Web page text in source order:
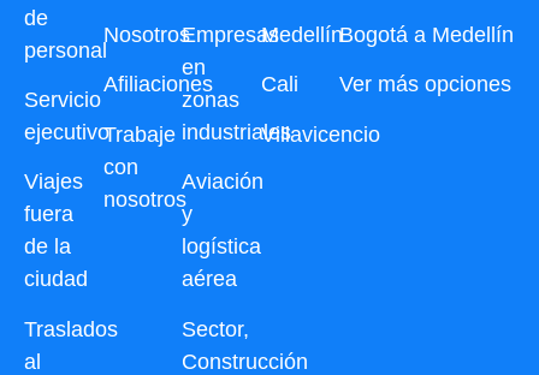
de
personal
Servicio
ejecutivo
Viajes
fuera
de la
ciudad
Traslados
al
Empresas
en
zonas
industriales
Aviación
y
logística
aérea
Sector,
Construcción
Medellín
Cali
Villavicencio
Bogotá a Medellín
Ver más opciones
Nosotros
Afiliaciones
Trabaje
con
nosotros